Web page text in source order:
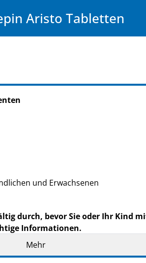
Aristo Tabletten
und Erwachsenen
durch, bevor Sie oder Ihr Kind
Informationen.
möchten Sie diese später nochmals
sich an Ihren Arzt oder Apotheker.
Mehr